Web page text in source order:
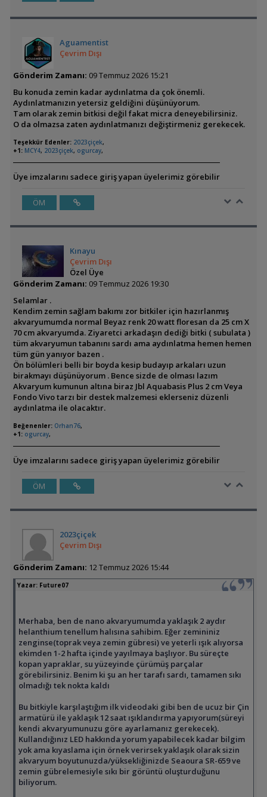
Aguamentist
Çevrim Dışı
Gönderim Zamanı: 09 Temmuz 2026 15:21
Bu konuda zemin kadar aydınlatma da çok önemli.
Aydınlatmanızın yetersiz geldiğini düşünüyorum.
Tam olarak zemin bitkisi değil fakat micra deneyebilirsiniz.
O da olmazsa zaten aydınlatmanızı değiştirmeniz gerekecek.
Teşekkür Edenler: 2023çiçek,
+1: MCY4, 2023çiçek, ogurcay,
Üye imzalarını sadece giriş yapan üyelerimiz görebilir
ÖM
Kınayu
Çevrim Dışı
Özel Üye
Gönderim Zamanı: 09 Temmuz 2026 19:30
Selamlar .
Kendim zemin sağlam bakımı zor bitkiler için hazırlanmış
akvaryumumda normal Beyaz renk 20 watt floresan da 25 cm X
70 cm akvaryumda. Ziyaretci arkadaşın dediği bitki ( subulata )
tüm akvaryumun tabanını sardı ama aydınlatma hemen hemen
tüm gün yanıyor bazen .
Ön bölümleri belli bir boyda kesip budayıp arkaları uzun
birakmayı düşünüyorum . Bence sizde de olması lazım
Akvaryum kumunun altına biraz Jbl Aquabasis Plus 2 cm Veya
Fondo Vivo tarzı bir destek malzemesi eklerseniz düzenli
aydınlatma ile olacaktır.
Beğenenler: Orhan76,
+1: ogurcay,
Üye imzalarını sadece giriş yapan üyelerimiz görebilir
ÖM
2023çiçek
Çevrim Dışı
Gönderim Zamanı: 12 Temmuz 2026 15:44
Yazar: Future07
Merhaba, ben de nano akvaryumumda yaklaşık 2 aydır
helanthium tenellum halısına sahibim. Eğer zemininiz
zenginse(toprak veya zemin gübresi) ve yeterli ışık alıyorsa
ekimden 1-2 hafta içinde yayılmaya başlıyor. Bu süreçte
kopan yapraklar, su yüzeyinde çürümüş parçalar
görebilirsiniz. Benim ki şu an her tarafı sardı, tamamen sıkı
olmadığı tek nokta kaldı
Bu bitkiyle karşılaştığım ilk videodaki gibi ben de ucuz bir Çin
armatürü ile yaklaşık 12 saat ışıklandırma yapıyorum(süreyi
kendi akvaryumunuzu göre ayarlamanız gerekecek).
Kullandığınız LED hakkında yorum yapabilecek kadar bilgim
yok ama kıyaslama için örnek verirsek yaklaşık olarak sizin
akvaryum boyutunuzda/yüksekliğinizde Seaoura SR-659 ve
zemin gübrelemesiyle sıkı bir görüntü oluşturduğunu
biliyorum.